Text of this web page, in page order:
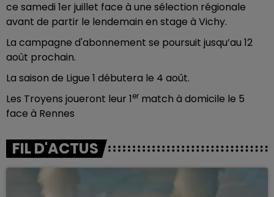
ce samedi 1er juillet face à une sélection régionale
avant de partir le lendemain en stage à Vichy.
La campagne d'abonnement se poursuit jusqu’au 12
août prochain.
La saison de Ligue 1 débutera le 4 août.
Les Troyens joueront leur 1er match à domicile le 5
face à Rennes
FIL D'ACTUS